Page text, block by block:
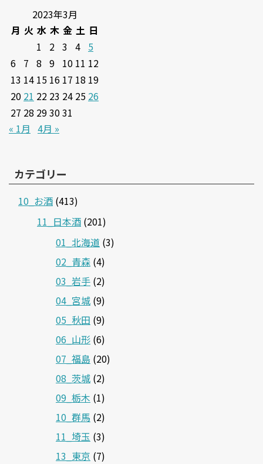
2023年3月
月 火 水 木 金 土 日
1
2 3 4 5
6 7 8 9 10 11 12
13 14 15 16 17 18 19
20 21 22 23 24 25 26
27 28 293031
« 1月 4月 »
カテゴリー
10_お酒 (413)
11_日本酒 (201)
01_北海道 (3)
02_青森 (4)
03_岩手 (2)
04_宮城 (9)
05_秋田 (9)
06_山形 (6)
07_福島 (20)
08_茨城 (2)
09_栃木 (1)
10_群馬 (2)
11_埼玉 (3)
13_東京 (7)